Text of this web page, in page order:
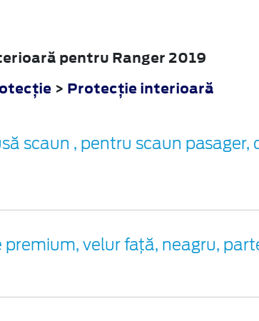
pentru Ranger 2019
> Protecţie interioară
scaun , pentru scaun pasager,
premium, velur faţă, neagru,